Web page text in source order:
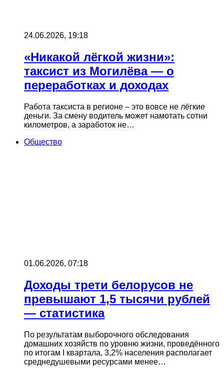
24.06.2026, 19:18
«Никакой лёгкой жизни»:
таксист из Могилёва — о
переработках и доходах
Работа таксиста в регионе – это вовсе не лёгкие
деньги. За смену водитель может намотать сотни
километров, а заработок не…
Общество
01.06.2026, 07:18
Доходы трети белорусов не
превышают 1,5 тысячи рублей
— статистика
По результатам выборочного обследования
домашних хозяйств по уровню жизни, проведённого
по итогам I квартала, 3,2% населения располагает
среднедушевыми ресурсами менее…